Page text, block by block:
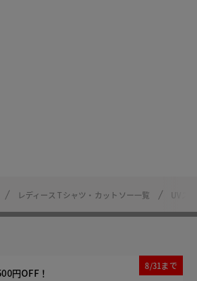
レディース Tシャツ・カットソー一覧 UVス
円OFF！
8/31まで